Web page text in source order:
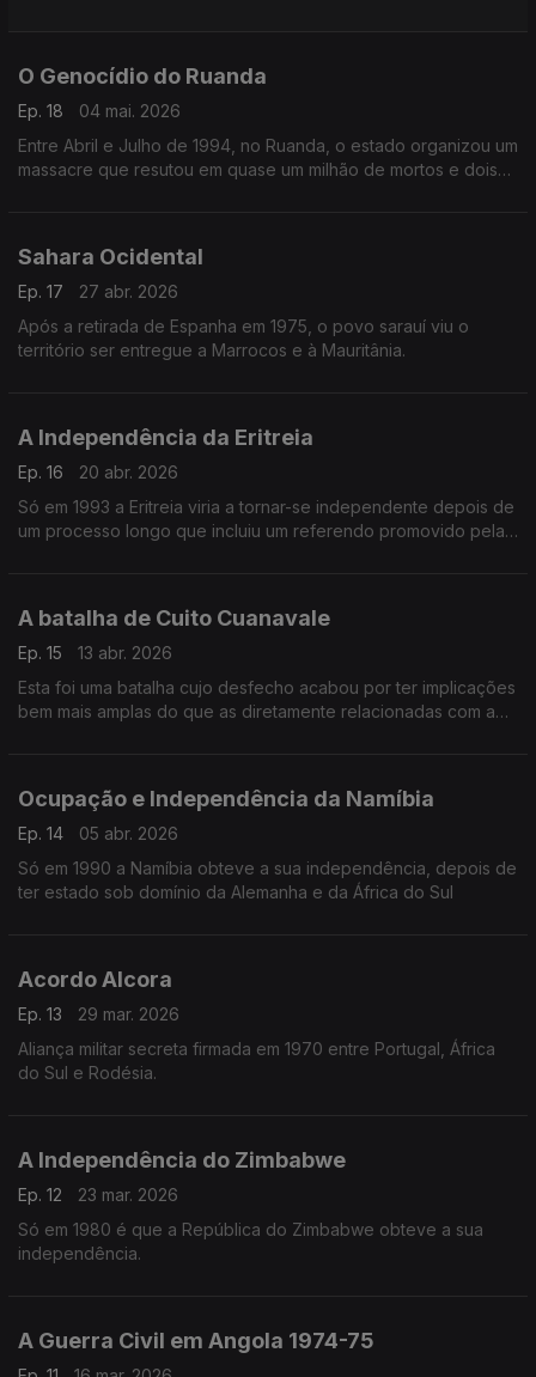
O Genocídio do Ruanda
Ep. 18
04 mai. 2026
Entre Abril e Julho de 1994, no Ruanda, o estado organizou um
massacre que resutou em quase um milhão de mortos e dois
Sahara Ocidental
Ep. 17
27 abr. 2026
Após a retirada de Espanha em 1975, o povo sarauí viu o
território ser entregue a Marrocos e à Mauritânia.
A Independência da Eritreia
Ep. 16
20 abr. 2026
Só em 1993 a Eritreia viria a tornar-se independente depois de
um processo longo que incluiu um referendo promovido pelas
A batalha de Cuito Cuanavale
Ep. 15
13 abr. 2026
Esta foi uma batalha cujo desfecho acabou por ter implicações
bem mais amplas do que as diretamente relacionadas com a
Ocupação e Independência da Namíbia
Ep. 14
05 abr. 2026
Só em 1990 a Namíbia obteve a sua independência, depois de
ter estado sob domínio da Alemanha e da África do Sul
Acordo Alcora
Ep. 13
29 mar. 2026
Aliança militar secreta firmada em 1970 entre Portugal, África
do Sul e Rodésia.
A Independência do Zimbabwe
Ep. 12
23 mar. 2026
Só em 1980 é que a República do Zimbabwe obteve a sua
independência.
A Guerra Civil em Angola 1974-75